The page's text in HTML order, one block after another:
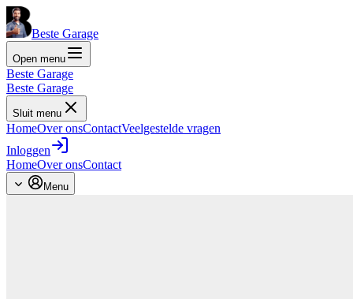
Beste Garage
Open menu
Beste Garage
Beste Garage
Sluit menu
HomeOver onsContactVeelgestelde vragen
Inloggen
HomeOver onsContact
Menu